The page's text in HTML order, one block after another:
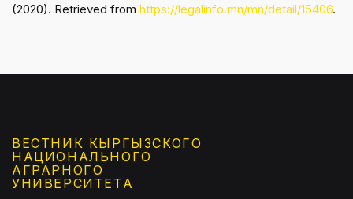
(2020). Retrieved from https://legalinfo.mn/mn/detail/15406.
ВЕСТНИК КЫРГЫЗCКОГО
НАЦИОНАЛЬНОГО
АГРАРНОГО
УНИВЕРСИТЕТА